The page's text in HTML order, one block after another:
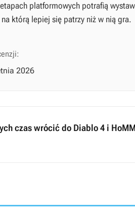
platformowych potrafią
którą lepiej się patrzy niż w nią gra.
2026
czas wrócić do Diablo 4 i